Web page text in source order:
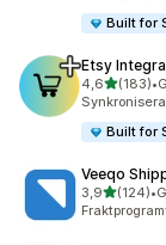
Built for
Etsy
4,6av 5(183)
183 •
Built for
Veeqo
3,9av 5(124)
124 •